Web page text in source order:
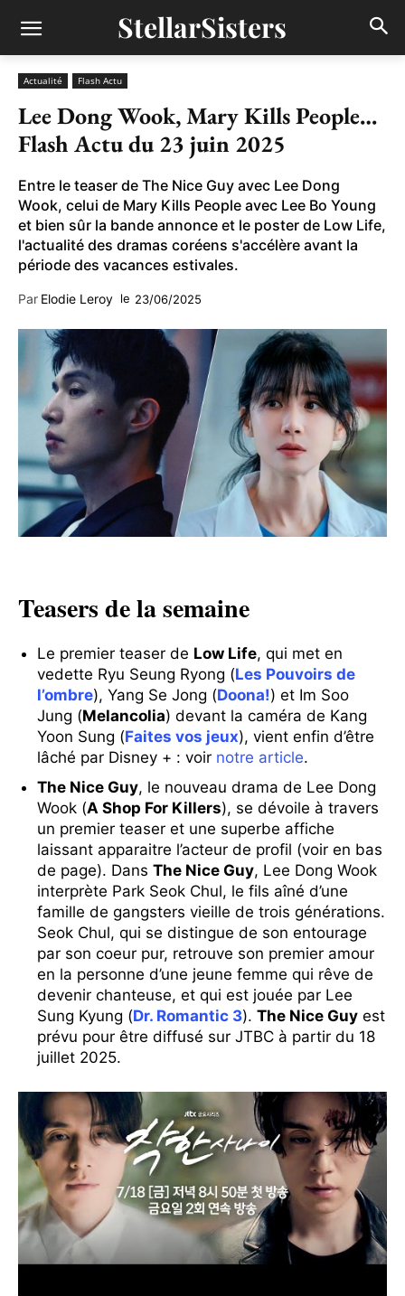
StellarSisters
Actualité Flash Actu
Lee Dong Wook, Mary Kills People…
Flash Actu du 23 juin 2025
Entre le teaser de The Nice Guy avec Lee Dong
Wook, celui de Mary Kills People avec Lee Bo Young
et bien sûr la bande annonce et le poster de Low Life,
l'actualité des dramas coréens s'accélère avant la
période des vacances estivales.
Par Elodie Leroy le 23/06/2025
Teasers de la semaine
Le premier teaser de Low Life, qui met en
vedette Ryu Seung Ryong (Les Pouvoirs de
l’ombre), Yang Se Jong (Doona!) et Im Soo
Jung (Melancolia) devant la caméra de Kang
Yoon Sung (Faites vos jeux), vient enfin d’être
lâché par Disney + : voir notre article.
The Nice Guy, le nouveau drama de Lee Dong
Wook (A Shop For Killers), se dévoile à travers
un premier teaser et une superbe affiche
laissant apparaitre l’acteur de profil (voir en bas
de page). Dans The Nice Guy, Lee Dong Wook
interprète Park Seok Chul, le fils aîné d’une
famille de gangsters vieille de trois générations.
Seok Chul, qui se distingue de son entourage
par son coeur pur, retrouve son premier amour
en la personne d’une jeune femme qui rêve de
devenir chanteuse, et qui est jouée par Lee
Sung Kyung (Dr. Romantic 3). The Nice Guy est
prévu pour être diffusé sur JTBC à partir du 18
juillet 2025.